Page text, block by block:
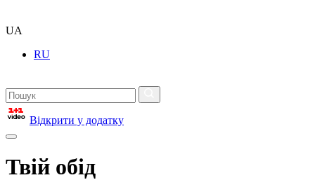
UA
RU
Відкрити у додатку
Твій обід